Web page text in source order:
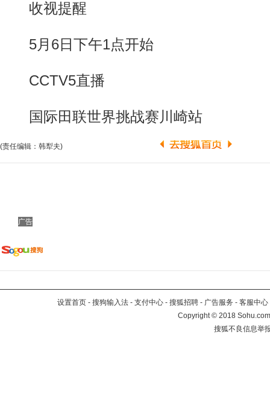
收视提醒
5月6日下午1点开始
CCTV5直播
国际田联世界挑战赛川崎站
(责任编辑：韩犁夫)
广告
设置首页 - 搜狗输入法 - 支付中心 - 搜狐招聘 - 广告服务 - 客服中心
Copyright©2018
搜狐不良信息举